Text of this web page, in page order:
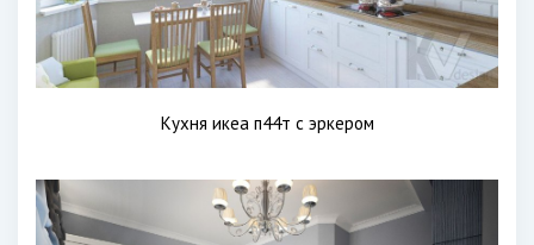
Кухня икеа п44т с эркером